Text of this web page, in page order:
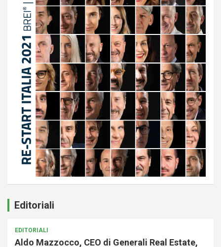
Editoriali
EDITORIALI
Aldo Mazzocco, CEO di Generali Real Estate,